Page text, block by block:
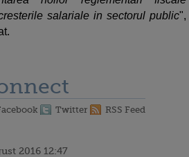
salariale in sectorul public",
Twitter RSS Feed
2016 12:47